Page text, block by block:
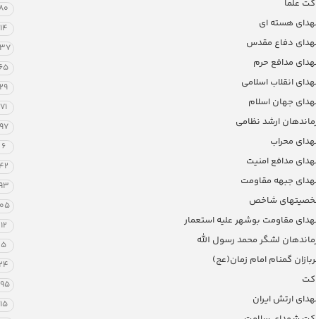
علما
هسته ای 14
دفاع مقدس
مدافع حرم
انقلاب اسلامی 29
جهان اسلام 71
ارشد نظامی
محراب 6
مدافع امنیت
جبهه مقاومت
شاخص
مقاومت بوشهر علیه استعمار 12
لشگر محمد رسول الله 5
گمنام امام زمان(عج)
ارتش ایران 15